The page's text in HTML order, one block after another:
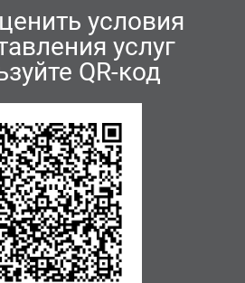
условия
услуг
QR-код